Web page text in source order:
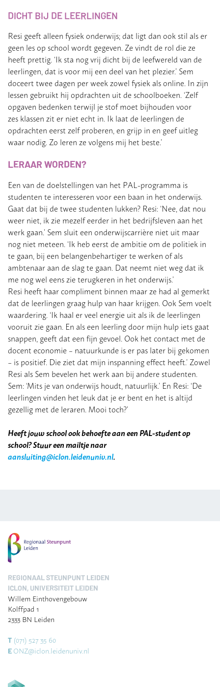
DICHT BIJ DE LEERLINGEN
Resi geeft alleen fysiek onderwijs; dat ligt dan ook stil als er
geen les op school wordt gegeven. Ze vindt de rol die ze
heeft prettig. ‘Ik sta nog vrij dicht bij de leefwereld van de
leerlingen, dat is voor mij een deel van het plezier.’ Sem
doceert twee dagen per week zowel fysiek als online. In zijn
lessen gebruikt hij opdrachten uit de schoolboeken. ‘Zelf
opgaven bedenken terwijl je stof moet bijhouden voor
zes klassen zit er niet echt in. Ik laat de leerlingen de
opdrachten eerst zelf proberen, en grijp in en geef uitleg
waar nodig. Zo leren ze volgens mij het beste.’
LERAAR WORDEN?
Een van de doelstellingen van het PAL-programma is
studenten te interesseren voor een baan in het onderwijs.
Gaat dat bij de twee studenten lukken? Resi: ‘Nee, dat nou
weer niet, ik zie mezelf eerder in het bedrijfsleven aan het
werk gaan.’ Sem sluit een onderwijscarrière niet uit maar
nog niet meteen. ‘Ik heb eerst de ambitie om de politiek in
te gaan, bij een belangenbehartiger te werken of als
ambtenaar aan de slag te gaan. Dat neemt niet weg dat ik
me nog wel eens zie terugkeren in het onderwijs.’
Resi heeft haar compliment binnen maar ze had al gemerkt
dat de leerlingen graag hulp van haar krijgen. Ook Sem voelt
waardering. ‘Ik haal er veel energie uit als ik de leerlingen
vooruit zie gaan. En als een leerling door mijn hulp iets gaat
snappen, geeft dat een fijn gevoel. Ook het contact met de
docent economie – natuurkunde is er pas later bij gekomen
– is positief. Die ziet dat mijn inspanning effect heeft.’ Zowel
Resi als Sem bevelen het werk aan bij andere studenten.
Sem: ‘Mits je van onderwijs houdt, natuurlijk.’ En Resi: ‘De
leerlingen vinden het leuk dat je er bent en het is altijd
gezellig met de leraren. Mooi toch?’
Heeft jouw school ook behoefte aan een PAL-student op
school? Stuur een mailtje naar
aansluiting@iclon.leidenuniv.nl.
REGIONAAL STEUNPUNT LEIDEN
ICLON, UNIVERSITEIT LEIDEN
Willem Einthovengebouw
Kolffpad 1
2333 BN Leiden
T (071) 527 35 60
E ONZ@iclon.leidenuniv.nl